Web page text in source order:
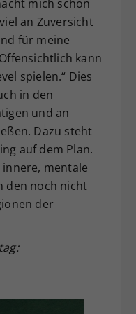
mich schon
an Zuversicht
für meine
kann
spielen.“ Dies
in den
und an
Dazu steht
auf dem Plan.
mentale
den noch nicht
der